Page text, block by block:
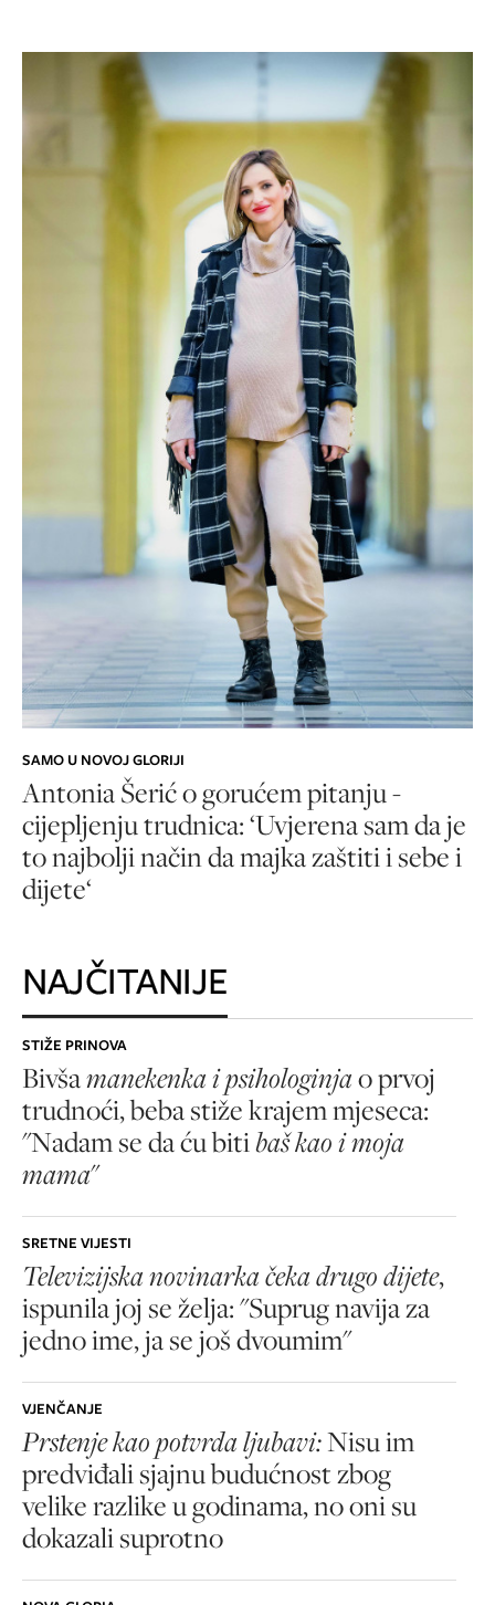
SAMO U NOVOJ GLORIJI
Antonia Šerić o gorućem pitanju -
cijepljenju trudnica: ‘Uvjerena sam da je
to najbolji način da majka zaštiti i sebe i
dijete‘
NAJČITANIJE
STIŽE PRINOVA
Bivšamanekenka i psihologinjao prvoj
trudnoći, beba stiže krajem mjeseca:
"Nadam se da ću bitibaš kao i moja
mama"
SRETNE VIJESTI
Televizijska novinarka čeka drugo dijete,
ispunila joj se želja: "Suprug navija za
jedno ime, ja se još dvoumim"
VJENČANJE
Prstenje kao potvrda ljubavi:Nisu im
predviđali sjajnu budućnost zbog
velike razlike u godinama, no oni su
dokazali suprotno